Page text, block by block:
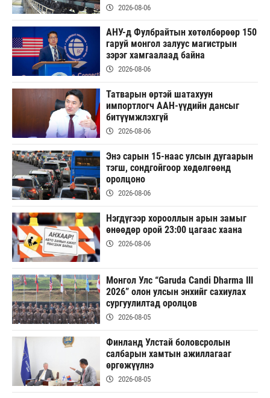
2026-08-06
АНУ-д Фулбрайтын хөтөлбөрөөр 150
гаруй монгол залуус магистрын
зэрэг хамгаалаад байна
2026-08-06
Татварын өртэй шатахуун
импортлогч ААН-үүдийн дансыг
битүүмжлэхгүй
2026-08-06
Энэ сарын 15-наас улсын дугаарын
тэгш, сондгойгоор хөдөлгөөнд
оролцоно
2026-08-06
Нэгдүгээр хорооллын арын замыг
өнөөдөр орой 23:00 цагаас хаана
2026-08-06
Монгол Улс “Garuda Candi Dharma III
2026” олон улсын энхийг сахиулах
сургуулилтад оролцов
2026-08-05
Финланд Улстай боловсролын
салбарын хамтын ажиллагааг
өргөжүүлнэ
2026-08-05